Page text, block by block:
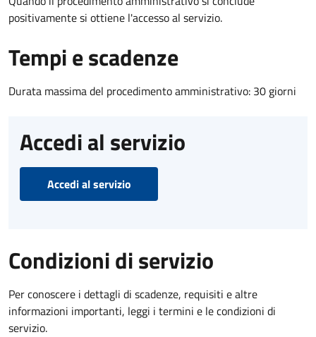
positivamente si ottiene l'accesso al servizio.
Tempi e scadenze
Durata massima del procedimento amministrativo: 30 giorni
Accedi al servizio
Accedi al servizio
Condizioni di servizio
Per conoscere i dettagli di scadenze, requisiti e altre
informazioni importanti, leggi i termini e le condizioni di
servizio.